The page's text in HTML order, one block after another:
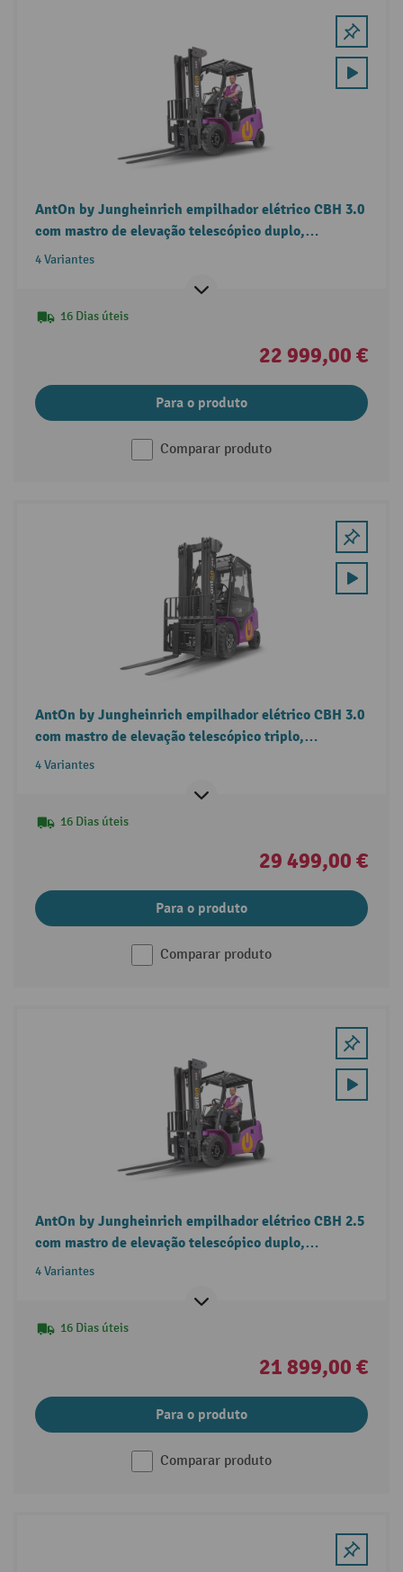
AntOn by Jungheinrich empilhador elétrico CBH 3.0
com mastro de elevação telescópico duplo,
capacidade de carga 3.000 kg
4 Variantes
16 Dias úteis
22 999,00 €
Para o produto
Comparar produto
AntOn by Jungheinrich empilhador elétrico CBH 3.0
com mastro de elevação telescópico triplo,
capacidade de carga de 3000 kg e cabina de
4 Variantes
16 Dias úteis
29 499,00 €
Para o produto
Comparar produto
AntOn by Jungheinrich empilhador elétrico CBH 2.5
com mastro de elevação telescópico duplo,
capacidade de carga 2.500 kg
4 Variantes
16 Dias úteis
21 899,00 €
Para o produto
Comparar produto